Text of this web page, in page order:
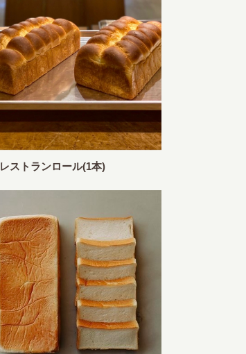
レストランロール(1本)